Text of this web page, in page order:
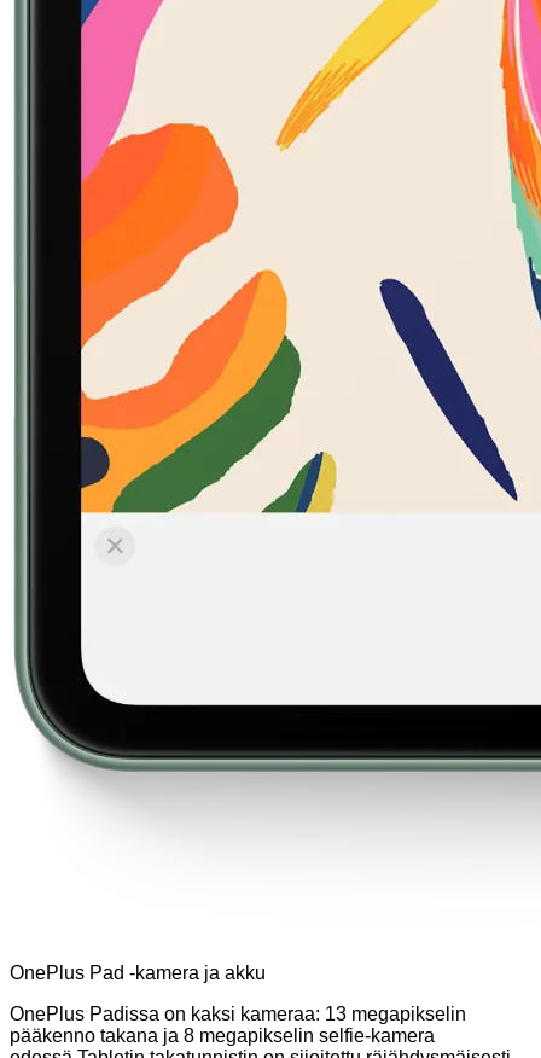
OnePlus Pad -kamera ja akku
OnePlus Padissa on kaksi kameraa: 13 megapikselin
pääkenno takana ja 8 megapikselin selfie-kamera